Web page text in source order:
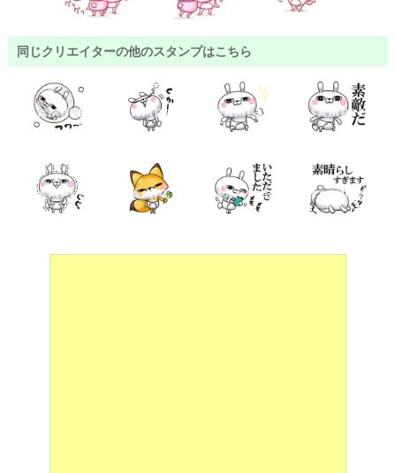
同じクリエイターの他のスタンプはこちら